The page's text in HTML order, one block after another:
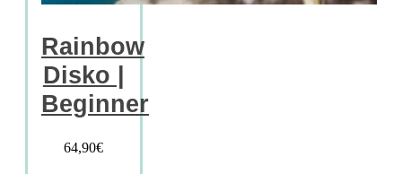
Rainbow
Disko |
Beginner
64,90€